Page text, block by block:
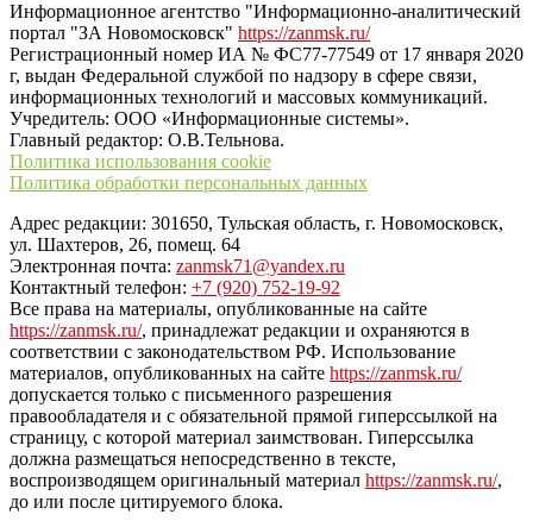
Информационное агентство "Информационно-аналитический
портал "ЗА Новомосковск" https://zanmsk.ru/
Регистрационный номер ИА № ФС77-77549 от 17 января 2020
г, выдан Федеральной службой по надзору в сфере связи,
информационных технологий и массовых коммуникаций.
Учредитель: ООО «Информационные системы».
Главный редактор: О.В.Тельнова.
Политика использования cookie
Политика обработки персональных данных
Адрес редакции: 301650, Тульская область, г. Новомосковск,
ул. Шахтеров, 26, помещ. 64
Электронная почта: zanmsk71@yandex.ru
Контактный телефон: +7 (920) 752-19-92
Все права на материалы, опубликованные на сайте
https://zanmsk.ru/, принадлежат редакции и охраняются в
соответствии с законодательством РФ. Использование
материалов, опубликованных на сайте https://zanmsk.ru/
допускается только с письменного разрешения
правообладателя и с обязательной прямой гиперссылкой на
страницу, с которой материал заимствован. Гиперссылка
должна размещаться непосредственно в тексте,
воспроизводящем оригинальный материал https://zanmsk.ru/,
до или после цитируемого блока.